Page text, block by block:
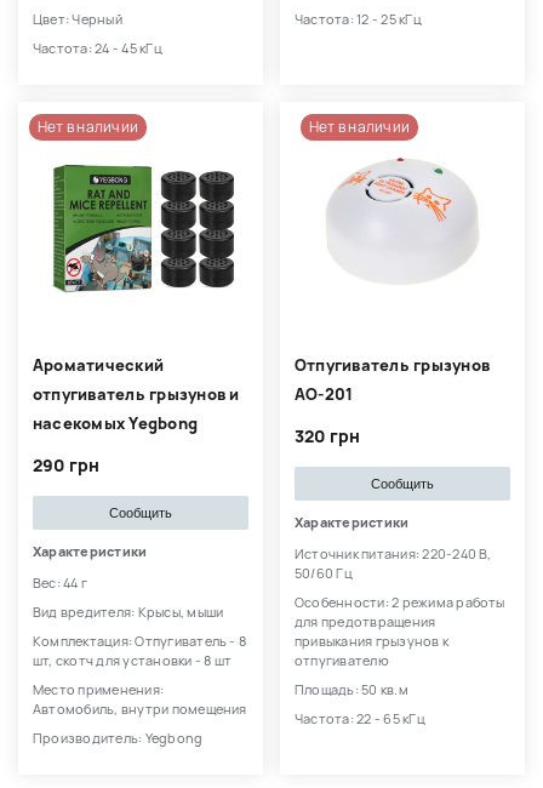
Цвет: Черный
Частота: 24 - 45 кГц
Частота: 12 - 25 кГц
Нет в наличии
Ароматический
отпугиватель грызунов и
насекомых Yegbong
290 грн
Сообщить
Характеристики
Вес: 44 г
Вид вредителя: Крысы, мыши
Комплектация: Отпугиватель - 8
шт, скотч для установки - 8 шт
Место применения:
Автомобиль, внутри помещения
Производитель: Yegbong
Нет в наличии
Отпугиватель грызунов
АО-201
320 грн
Сообщить
Характеристики
Источник питания: 220-240 В,
50/60 Гц
Особенности: 2 режима работы
для предотвращения
привыкания грызунов к
отпугивателю
Площадь: 50 кв.м
Частота: 22 - 65 кГц